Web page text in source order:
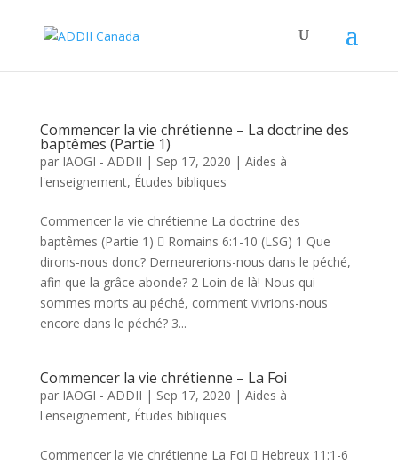
Commencer la vie chrétienne – La doctrine des
baptêmes (Partie 1)
par IAOGI - ADDII | Sep 17, 2020 | Aides à
l'enseignement, Études bibliques
Commencer la vie chrétienne La doctrine des
baptêmes (Partie 1)  Romains 6:1-10 (LSG) 1 Que
dirons-nous donc? Demeurerions-nous dans le péché,
afin que la grâce abonde? 2 Loin de là! Nous qui
sommes morts au péché, comment vivrions-nous
encore dans le péché? 3...
Commencer la vie chrétienne – La Foi
par IAOGI - ADDII | Sep 17, 2020 | Aides à
l'enseignement, Études bibliques
Commencer la vie chrétienne La Foi  Hebreux 11:1-6